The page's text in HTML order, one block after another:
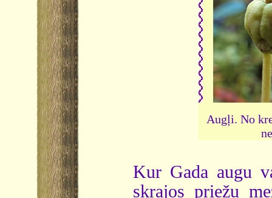
Augļi. No
Kur Gada augu
skrajos priežu